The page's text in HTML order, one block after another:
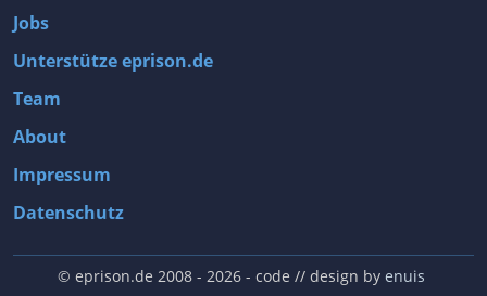
Jobs
Unterstütze eprison.de
Team
About
Impressum
Datenschutz
© eprison.de 2008 - 2026- code // design by enuis